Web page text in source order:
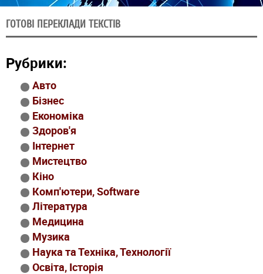
ГОТОВІ ПЕРЕКЛАДИ ТЕКСТІВ
Рубрики:
Авто
Бізнес
Економіка
Здоров'я
Інтернет
Мистецтво
Кіно
Комп'ютери, Software
Література
Медицина
Музика
Наука та Техніка, Технології
Освіта, Історія